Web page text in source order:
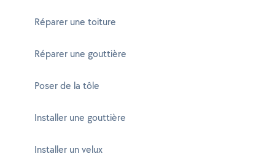
Réparer une toiture
Réparer une gouttière
Poser de la tôle
Installer une gouttière
Installer un velux